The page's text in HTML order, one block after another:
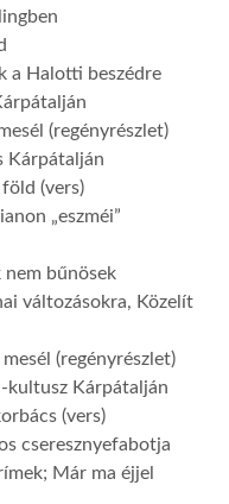
a Halotti beszédre
(regényrészlet)
Kárpátalján
(vers)
„eszméi”
nem bűnösek
változásokra, Közelít
mesél (regényrészlet)
kultusz Kárpátalján
(vers)
cseresznyefabotja
Már ma éjjel